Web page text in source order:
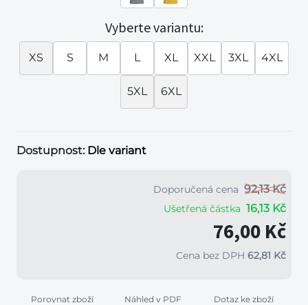
Vyberte variantu:
XS S M L XL XXL 3XL 4XL
5XL 6XL
Dostupnost: Dle variant
Doporučená cena 92,13 Kč
Ušetřená částka 16,13 Kč
76,00 Kč
Cena bez DPH 62,81 Kč
Porovnat zboží Náhled v PDF Dotaz ke zboží